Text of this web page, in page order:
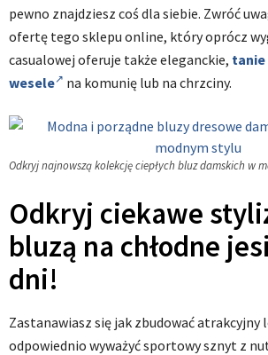
pewno znajdziesz coś dla siebie. Zwróć
ofertę tego sklepu online, który oprócz
casualowej oferuje także eleganckie, tanie
wesele
na komunię lub na chrzciny.
Odkryj najnowszą kolekcję ciepłych bluz damskich w
Odkryj ciekawe
bluzą na chłodne
dni!
Zastanawiasz się jak zbudować atrakcyjny
odpowiednio wyważyć sportowy sznyt z